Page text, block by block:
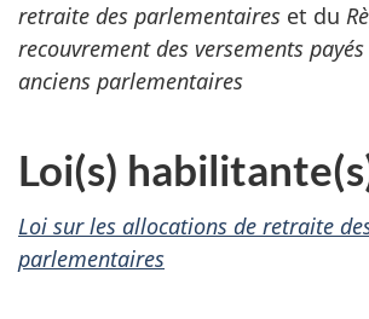
retraite des parlementaires et du
recouvrement des versements
anciens parlementaires
Loi(s)
Loi sur les allocations de retraite
parlementaires